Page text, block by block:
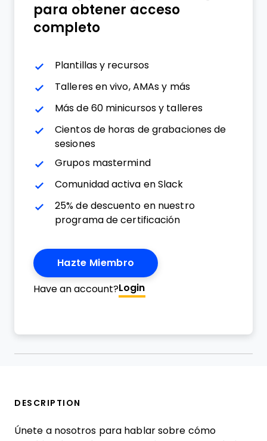
para obtener acceso
completo
Plantillas y recursos
Talleres en vivo, AMAs y más
Más de 60 minicursos y talleres
Cientos de horas de grabaciones de
sesiones
Grupos mastermind
Comunidad activa en Slack
25% de descuento en nuestro
programa de certificación
Hazte Miembro
Have an account?Login
DESCRIPTION
Únete a nosotros para hablar sobre cómo